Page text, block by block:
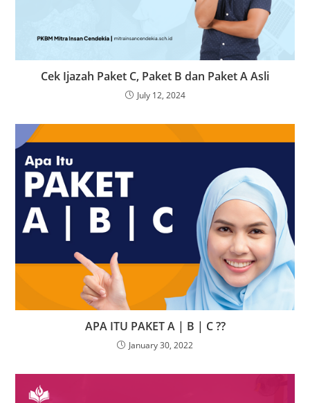
Cek Ijazah Paket C, Paket B dan Paket A Asli
July 12, 2024
APA ITU PAKET A | B | C ??
January 30, 2022